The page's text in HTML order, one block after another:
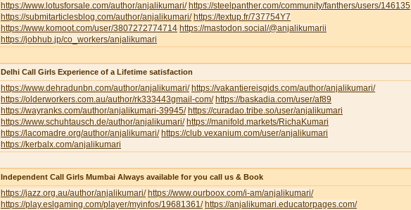
https://www.lotusforsale.com/author/anjalikumari/ https://steelpanther.com/community/fanthers/users/146135
https://submitarticlesblog.com/author/anjalikumari/ https://textup.fr/737754Y7
https://www.komoot.com/user/3807272774714 https://mastodon.social/@anjalikumarii
https://jobhub.jp/co_workers/anjalikumari
Delhi Call Girls Experience of a Lifetime satisfaction
https://www.dehradunbn.com/author/anjalikumari/ https://vakantiereisgids.com/author/anjalikumari/
https://olderworkers.com.au/author/rk333443gmail-com/ https://baskadia.com/user/af89
https://wayranks.com/author/anjalikumari-39945/ https://curadao.tribe.so/user/anjalikumari
https://www.schuhtausch.de/author/anjalikumari/ https://manifold.markets/RichaKumari
https://lacomadre.org/author/anjalikumari/ https://club.vexanium.com/user/anjalikumari
https://kerbalx.com/anjalikumari
Independent Call Girls Mumbai Always available for you call us & Book
https://jazz.org.au/author/anjalikumari/ https://www.ourboox.com/i-am/anjalikumari/
https://play.eslgaming.com/player/myinfos/19681361/ https://anjalikumari.educatorpages.com/